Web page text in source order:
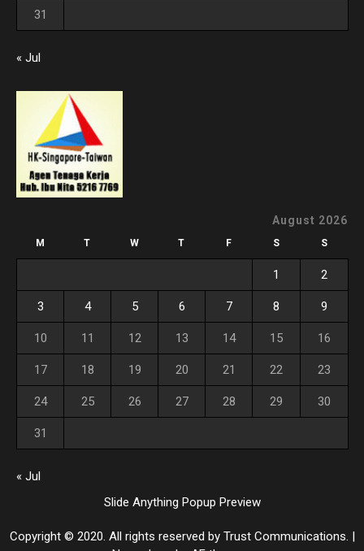
31
« Jul
August 2026
M T W T F S S
1 2
3 4 5 6 7 8 9
10 11 12 13 14 15 16
17 18 19 20 21 22 23
24 25 26 27 28 29 30
31
« Jul
Slide Anything Popup Preview
Copyright © 2020. All rights reserved by Trust Communications. |